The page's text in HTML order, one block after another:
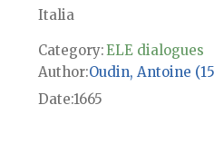
Italia
Category:ELE dialogues
Author Oudin, Antoine
Date1665